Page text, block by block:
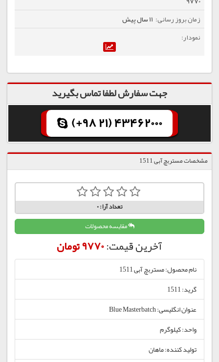
11 سال پیش
جهت سفارش لطفا تماس بگیرید
(+98 21) 43462000
مشخصات مستربچ آبی 1511
تعداد آرا:0
مقایسه محصولات
آخرین قیمت:9770 تومان
نام محصول: مستربچ آبی 1511
گرید: 1511
عنوان انگلیسی: Blue Masterbatch
واحد: کیلوگرم
تولید کننده: ماهان